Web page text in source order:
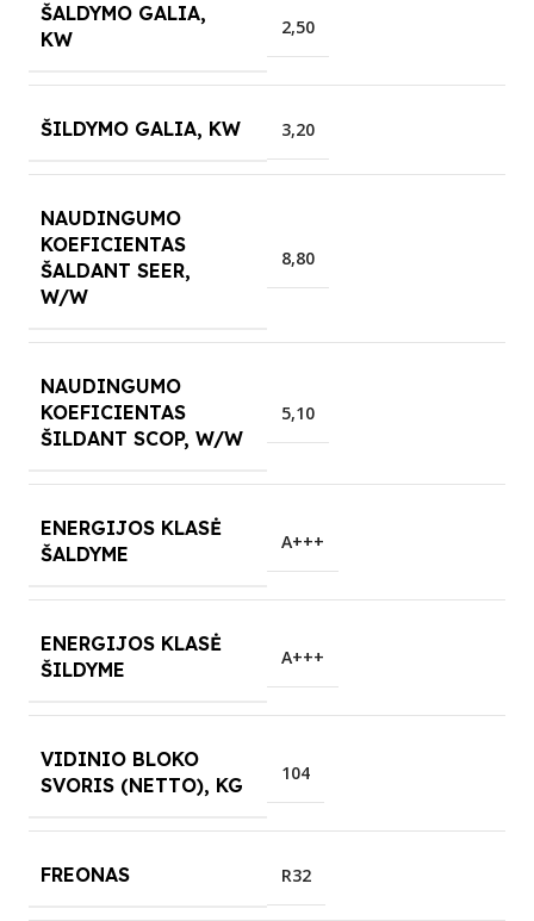
ŠALDYMO GALIA,
KW
2,50
ŠILDYMO GALIA, KW 3,20
NAUDINGUMO
KOEFICIENTAS
ŠALDANT SEER,
W/W
8,80
NAUDINGUMO
KOEFICIENTAS
ŠILDANT SCOP, W/W
5,10
ENERGIJOS KLASĖ
ŠALDYME
A+++
ENERGIJOS KLASĖ
ŠILDYME
A+++
VIDINIO BLOKO
SVORIS (NETTO), KG
104
FREONAS R32